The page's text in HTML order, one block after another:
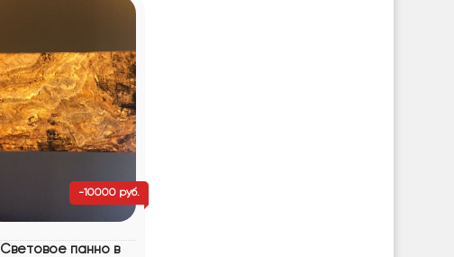
-10000 руб.
Световое панно в